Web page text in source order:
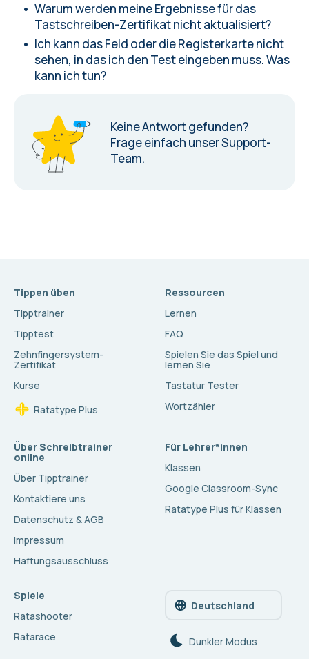
Warum werden meine Ergebnisse für das
Tastschreiben-Zertifikat nicht aktualisiert?
Ich kann das Feld oder die Registerkarte nicht
sehen, in das ich den Test eingeben muss. Was
kann ich tun?
Keine Antwort gefunden?
Frage einfach unser Support-
Team.
Tippen üben
Tipptrainer
Tipptest
Zehnfingersystem-
Zertifikat
Kurse
Ratatype Plus
Ressourcen
Lernen
FAQ
Spielen Sie das Spiel und
lernen Sie
Tastatur Tester
Wortzähler
Über Schreibtrainer
online
Über Tipptrainer
Kontaktiere uns
Datenschutz & AGB
Impressum
Haftungsausschluss
Für Lehrer*innen
Klassen
Google Classroom-Sync
Ratatype Plus für Klassen
Spiele
Ratashooter
Ratarace
Deutschland
Dunkler Modus